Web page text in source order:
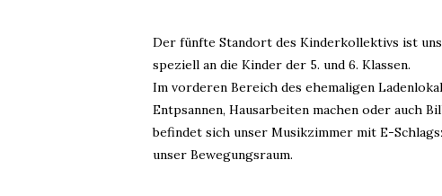
Der fünfte Standort des Kinderkollektivs ist
speziell an die Kinder der 5. und 6. Klassen.
Im vorderen Bereich des ehemaligen
Entpsannen, Hausarbeiten machen oder auch
befindet sich unser Musikzimmer mit E-
unser Bewegungsraum.